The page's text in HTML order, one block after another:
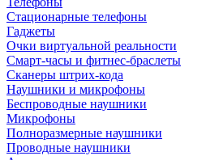
Стационарные телефоны
Гаджеты
Очки виртуальной реальности
Смарт-часы и фитнес-браслеты
Сканеры штрих-кода
Наушники и микрофоны
Беспроводные наушники
Микрофоны
Полноразмерные наушники
Проводные наушники